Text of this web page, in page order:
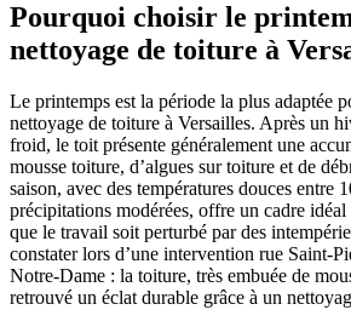
Pourquoi choisir le
nettoyage de toiture à
Le printemps est la période la plus adaptée
nettoyage de toiture à Versailles. Après un
froid, le toit présente généralement une
mousse toiture, d’algues sur toiture et de
saison, avec des températures douces entre
précipitations modérées, offre un cadre
que le travail soit perturbé par des
constater lors d’une intervention rue Saint-
Notre-Dame : la toiture, très embuée de
retrouvé un éclat durable grâce à un